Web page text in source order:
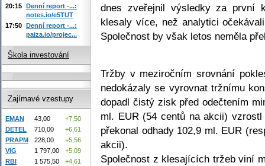
dnes zveřejnil výsledky za první
klesaly více, než analytici
Společnost by však letos neměla
Tržby v meziročním srovnání
nedokázaly se vyrovnat tržnímu
dopadl čistý zisk před odečtením
ml. EUR (54 centů na akcii)
překonal odhady 102,9 ml. EUR
akcii).
Společnost z klesajících tržeb viní
20:15 Denní report -...:
notes.io/e5TUT
17:50 Denní report -...:
paiza.io/projec...
Škola investování
Zajímavé vzestupy
EMAN 43,00
+7,50
DETEL
710,00
+6,61
PRAPM
228,00
+5,56
VIG
1 797,00
+5,09
RBI
1 575,50 +4,61